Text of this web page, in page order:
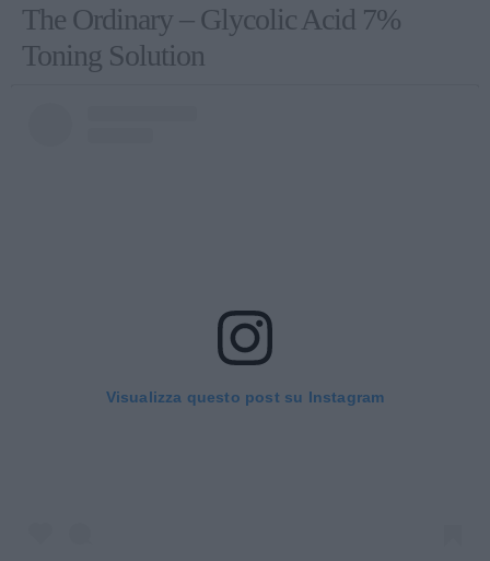
The Ordinary – Glycolic Acid 7%
Toning Solution
Visualizza questo post su Instagram